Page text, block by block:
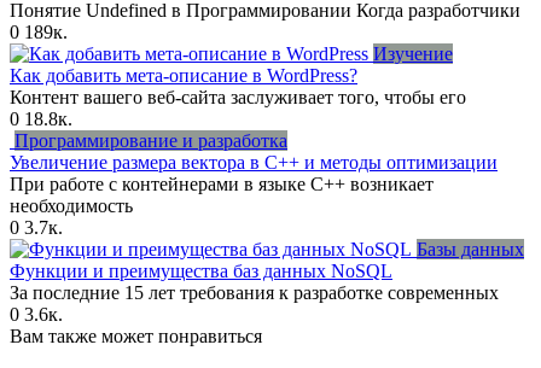
Понятие Undefined в Программировании Когда разработчики
0 189к.
Изучение
Как добавить мета-описание в WordPress?
Контент вашего веб-сайта заслуживает того, чтобы его
0 18.8к.
Программирование и разработка
Увеличение размера вектора в C++ и методы оптимизации
При работе с контейнерами в языке C++ возникает
необходимость
0 3.7к.
Базы данных
Функции и преимущества баз данных NoSQL
За последние 15 лет требования к разработке современных
0 3.6к.
Вам также может понравиться